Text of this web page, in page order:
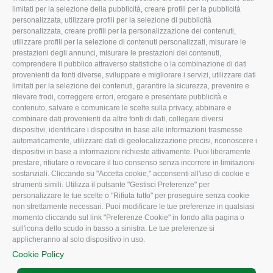
limitati per la selezione della pubblicità, creare profili per la pubblicità
personalizzata, utilizzare profili per la selezione di pubblicità
personalizzata, creare profili per la personalizzazione dei contenuti,
utilizzare profili per la selezione di contenuti personalizzati, misurare le
prestazioni degli annunci, misurare le prestazioni dei contenuti,
comprendere il pubblico attraverso statistiche o la combinazione di dati
provenienti da fonti diverse, sviluppare e migliorare i servizi, utilizzare dati
limitati per la selezione dei contenuti, garantire la sicurezza, prevenire e
rilevare frodi, correggere errori, erogare e presentare pubblicità e
contenuto, salvare e comunicare le scelte sulla privacy, abbinare e
combinare dati provenienti da altre fonti di dati, collegare diversi
dispositivi, identificare i dispositivi in base alle informazioni trasmesse
automaticamente, utilizzare dati di geolocalizzazione precisi, riconoscere i
dispositivi in base a informazioni richieste attivamente. Puoi liberamente
prestare, rifiutare o revocare il tuo consenso senza incorrere in limitazioni
sostanziali. Cliccando su "Accetta cookie," acconsenti all'uso di cookie e
strumenti simili. Utilizza il pulsante "Gestisci Preferenze" per
personalizzare le tue scelte o "Rifiuta tutto" per proseguire senza cookie
non strettamente necessari. Puoi modificare le tue preferenze in qualsiasi
momento cliccando sul link "Preferenze Cookie" in fondo alla pagina o
sull'icona dello scudo in basso a sinistra. Le tue preferenze si
applicheranno al solo dispositivo in uso.
Cookie Policy
Missione e Progetto
Organigramma aziendale
I Nostri Servizi
Uffici della Sede
provinciale
Le Sedi di Zona
Agricoltori S.r.l.
Whistleblowing
Confagricoltura Rovigo e
Agricoltori srl
Fiscale
Lavoro
Ambiente
Associazione
CONFAGRICOLTURA
ATTIVA
Notizie in evidenza
Eventi
Comunicati Stampa
Video
Iscrizione Newsletter
Newsletter